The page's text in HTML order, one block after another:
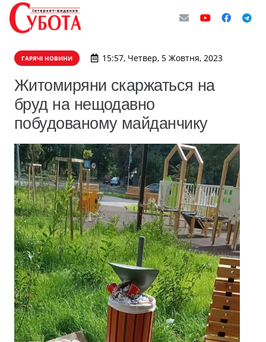
ГАРЯЧІ НОВИНИ 15:57, Четвер, 5 Жовтня, 2023
Житомиряни скаржаться на
бруд на нещодавно
побудованому майданчику